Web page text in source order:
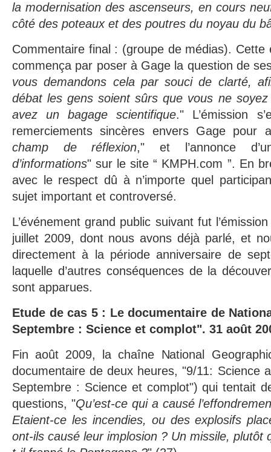
la modernisation des ascenseurs, en cours
côté des poteaux et des poutres du noyau du
Commentaire final : (groupe de médias). Cette
commença par poser à Gage la question de
vous demandons cela par souci de clarté,
débat les gens soient sûrs que vous ne
avez un bagage scientifique." L’émission
remerciements sincères envers Gage pour
champ de réflexion," et l’annonce
d’informations" sur le site “ KMPH.com ”. En
avec le respect dû à n’importe quel
sujet important et controversé.
L’événement grand public suivant fut
juillet 2009, dont nous avons déjà parlé, et
directement à la période anniversaire de
laquelle d’autres conséquences de la
sont apparues.
Etude de cas 5 : Le documentaire de
Septembre : Science et complot". 31 août
Fin août 2009, la chaîne National
documentaire de deux heures, "9/11: Science
Septembre : Science et complot") qui tentait
questions, "Qu’est-ce qui a causé
Etaient-ce les incendies, ou des explosifs
ont-ils causé leur implosion ? Un missile, plutôt